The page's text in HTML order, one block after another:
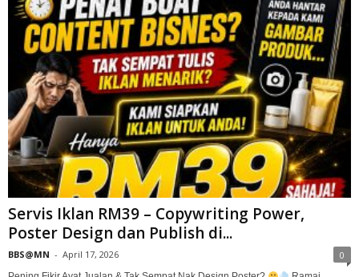
Servis Iklan RM39 – Copywriting Power,
Poster Design dan Publish di...
BBS@MN - April 17, 2026 0